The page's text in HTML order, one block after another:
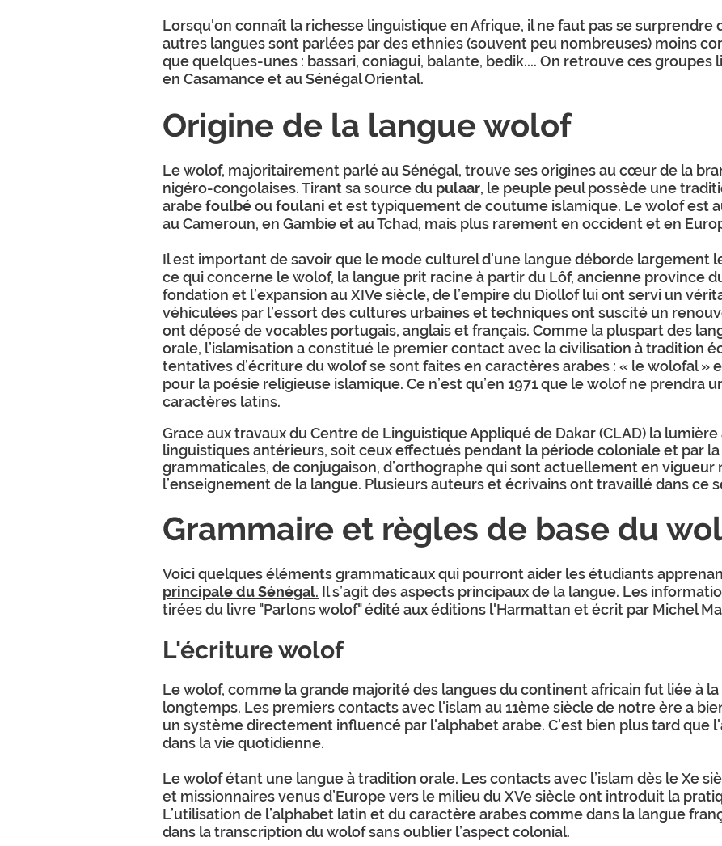
Lorsqu'on connaît la richesse linguistique en Afrique, il ne faut pas se
autres langues sont parlées par des ethnies (souvent peu nombreuses) moins
que quelques-unes : bassari, coniagui, balante, bedik.... On retrouve ces
en Casamance et au Sénégal Oriental.
Origine de la langue wolof
Le wolof, majoritairement parlé au Sénégal, trouve ses origines au cœur de la
nigéro-congolaises. Tirant sa source du pulaar, le peuple peul possède une
arabefoulbéoufoulani et est typiquement de coutume islamique. Le wolof est
au Cameroun, en Gambie et au Tchad, mais plus rarement en occident et en
Il est important de savoir que le mode culturel d'une langue déborde largement
ce qui concerne le wolof, la langue prit racine à partir du Lôf, ancienne province
fondation et l’expansion au XIVe siècle, de l’empire du Diollof lui ont servi un
véhiculées par l’essort des cultures urbaines et techniques ont suscité un
ont déposé de vocables portugais, anglais et français. Comme la pluspart des
orale, l’islamisation a constitué le premier contact avec la civilisation à tradition
tentatives d’écriture du wolof se sont faites en caractères arabes : « le wolofal »
pour la poésie religieuse islamique. Ce n’est qu’en 1971 que le wolof ne prendra
caractères latins.
Grace aux travaux du Centre de Linguistique Appliqué de Dakar (CLAD) la
linguistiques antérieurs, soit ceux effectués pendant la période coloniale et par
grammaticales, de conjugaison, d’orthographe qui sont actuellement en vigueur
l’enseignement de la langue. Plusieurs auteurs et écrivains ont travaillé dans ce
Grammaire et règles de base du
Voici quelques éléments grammaticaux qui pourront aider les étudiants
principale du Sénégal. Il s’agit des aspects principaux de la langue. Les
tirées du livre "Parlons wolof" édité aux éditions l'Harmattan et écrit par Michel
L'écriture wolof
Le wolof, comme la grande majorité des langues du continent africain fut liée à
longtemps. Les premiers contacts avec l'islam au 11ème siècle de notre ère a
un système directement influencé par l'alphabet arabe. C'est bien plus tard que
dans la vie quotidienne.
Le wolof étant une langue à tradition orale. Les contacts avec l’islam dès le Xe
et missionnaires venus d’Europe vers le milieu du XVe siècle ont introduit la
L’utilisation de l’alphabet latin et du caractère arabes comme dans la langue
dans la transcription du wolof sans oublier l’aspect colonial.